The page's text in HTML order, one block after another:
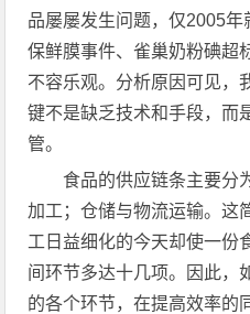
品屡屡发生问题，仅2005
保鲜膜事件、雀巢奶粉碘超
不容乐观。分析原因可见，
键不是缺乏技术和手段，而
管。
食品的供应链条主要分
加工；仓储与物流运输。这
工日益细化的今天却使一份
间环节多达十几项。因此，
的各个环节，在提高效率的